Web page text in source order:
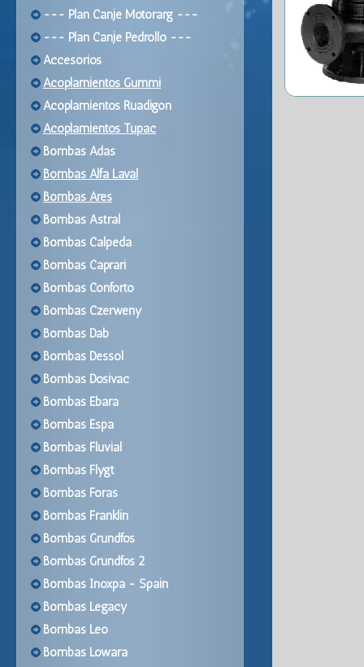
--- Plan Canje Motorarg ---
--- Plan Canje Pedrollo ---
Accesorios
Acoplamientos Gummi
Acoplamientos Ruadigon
Acoplamientos Tupac
Bombas Adas
Bombas Alfa Laval
Bombas Ares
Bombas Astral
Bombas Calpeda
Bombas Caprari
Bombas Conforto
Bombas Czerweny
Bombas Dab
Bombas Dessol
Bombas Dosivac
Bombas Ebara
Bombas Espa
Bombas Fluvial
Bombas Flygt
Bombas Foras
Bombas Franklin
Bombas Grundfos
Bombas Grundfos 2
Bombas Inoxpa - Spain
Bombas Legacy
Bombas Leo
Bombas Lowara